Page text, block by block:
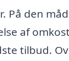
På den
af
tilbud.